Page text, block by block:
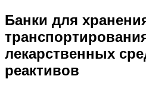
Банки для
лекарственных
реактивов